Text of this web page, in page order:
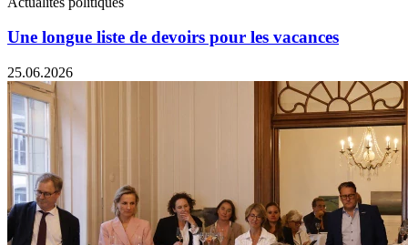
Une longue liste de devoirs pour les vacances
25.06.2026